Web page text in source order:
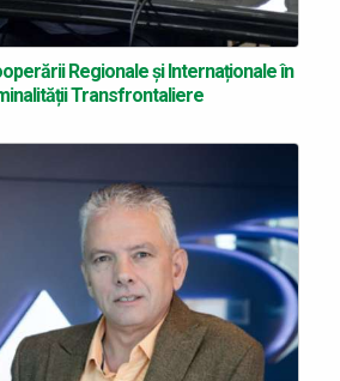
Regionale și Internaționale în
Transfrontaliere